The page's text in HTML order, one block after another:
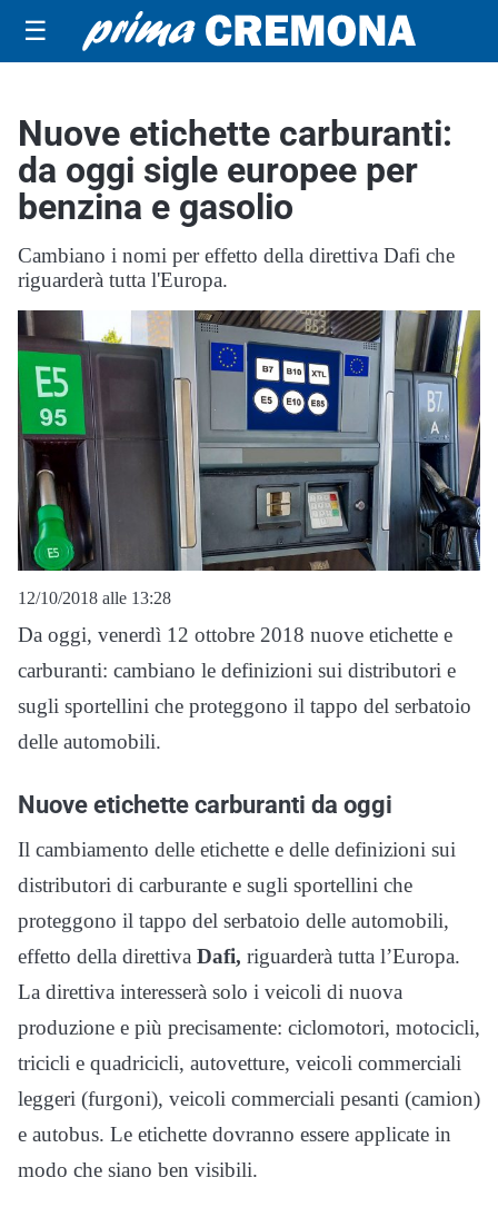
☰
Nuove etichette carburanti:
da oggi sigle europee per
benzina e gasolio
Cambiano i nomi per effetto della direttiva Dafi che
riguarderà tutta l'Europa.
12/10/2018 alle 13:28
Da oggi, venerdì 12 ottobre 2018 nuove etichette e
carburanti: cambiano le definizioni sui distributori e
sugli sportellini che proteggono il tappo del serbatoio
delle automobili.
Nuove etichette carburanti da oggi
Il cambiamento delle etichette e delle definizioni sui
distributori di carburante e sugli sportellini che
proteggono il tappo del serbatoio delle automobili,
effetto della direttiva Dafi, riguarderà tutta l’Europa.
La direttiva interesserà solo i veicoli di nuova
produzione e più precisamente: ciclomotori, motocicli,
tricicli e quadricicli, autovetture, veicoli commerciali
leggeri (furgoni), veicoli commerciali pesanti (camion)
e autobus. Le etichette dovranno essere applicate in
modo che siano ben visibili.